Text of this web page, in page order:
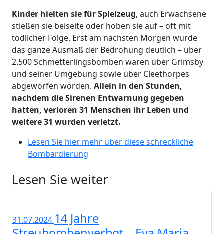
Kinder hielten sie für Spielzeug, auch Erwachsene
stießen sie beiseite oder hoben sie auf – oft mit
tödlicher Folge. Erst am nächsten Morgen wurde
das ganze Ausmaß der Bedrohung deutlich – über
2.500 Schmetterlingsbomben waren über Grimsby
und seiner Umgebung sowie über Cleethorpes
abgeworfen worden. Allein in den Stunden,
nachdem die Sirenen Entwarnung gegeben
hatten, verloren 31 Menschen ihr Leben und
weitere 31 wurden verletzt.
Lesen Sie hier mehr über diese schreckliche
Bombardierung
Lesen Sie weiter
31.07.2024 14 Jahre